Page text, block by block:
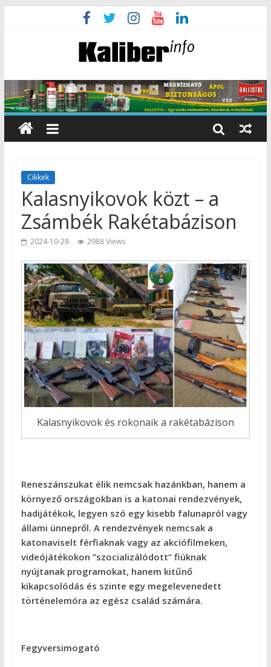
Cikkek
Kalasnyikovok közt – a
Zsámbék Rakétabázison
2024-10-28 2988 Views
Kalasnyikovok és rokonaik a rakétabázison
Reneszánszukat élik nemcsak hazánkban, hanem a
környező országokban is a katonai rendezvények,
hadijátékok, legyen szó egy kisebb falunapról vagy
állami ünnepről. A rendezvények nemcsak a
katonaviselt férfiaknak vagy az akciófilmeken,
videójátékokon ”szocializálódott” fiúknak
nyújtanak programokat, hanem kitűnő
kikapcsolódás és szinte egy megelevenedett
történelemóra az egész család számára.
Fegyversimogató